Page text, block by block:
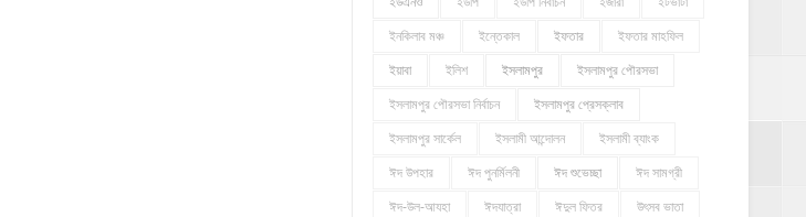
ইনকিলাব মঞ্চ ইন্তেকাল ইফতার ইফতার মাহফিল
ইয়াবা ইলিশ ইসলামপুর ইসলামপুর পৌরসভা
ইসলামপুর পৌরসভা নির্বাচন ইসলামপুর প্রেসক্লাব
ইসলামপুর সার্কেল ইসলামী আন্দোলন ইসলামী ব্যাংক
ঈদ উপহার ঈদ পুনর্মিলনী ঈদ শুভেচ্ছা ঈদ সামগ্রী
ঈদ-উল-আযহা ঈদযাত্রা ঈদুল ফিতর উৎসব ভাতা